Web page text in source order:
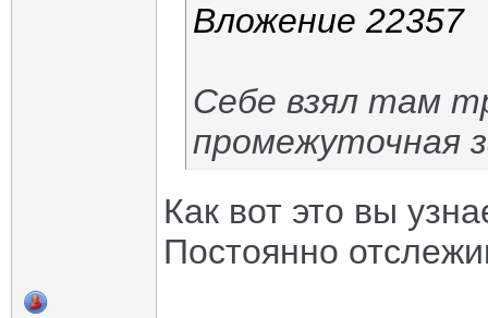
Вложение 22357
Себе взял там
промежуточная
Как вот это вы
Постоянно